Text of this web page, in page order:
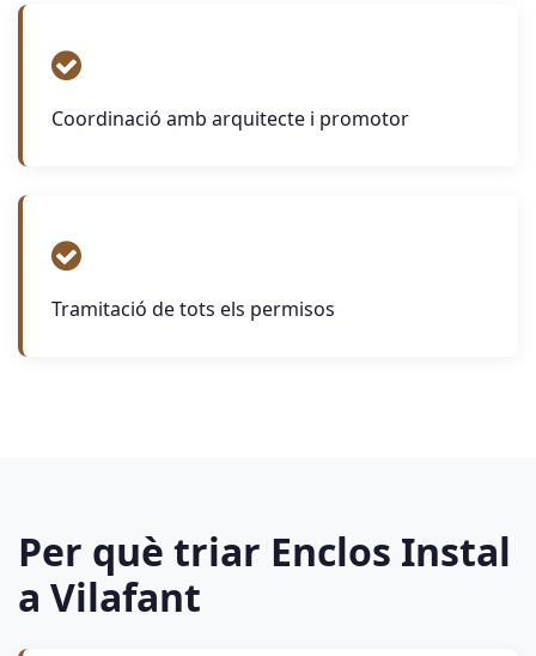
Coordinació amb arquitecte i promotor
Tramitació de tots els permisos
Per què triar Enclos Instal
a Vilafant